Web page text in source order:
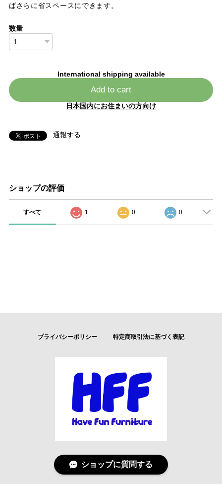
ばさらに省スペースにできます。
数量
International shipping available
Add to cart
日本国内にお住まいの方向け
通報する
ショップの評価
すべて 1 0 0
プライバシーポリシー 特定商取引法に基づく表記
ショップに質問する